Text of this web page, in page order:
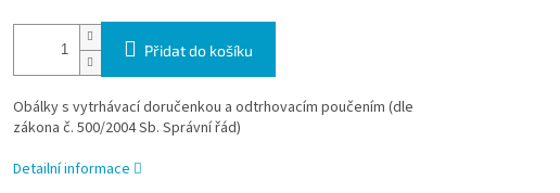
Přidat do košíku
Obálky s vytrhávací doručenkou a odtrhovacím poučením (dle
zákona č. 500/2004 Sb. Správní řád)
Detailní informace